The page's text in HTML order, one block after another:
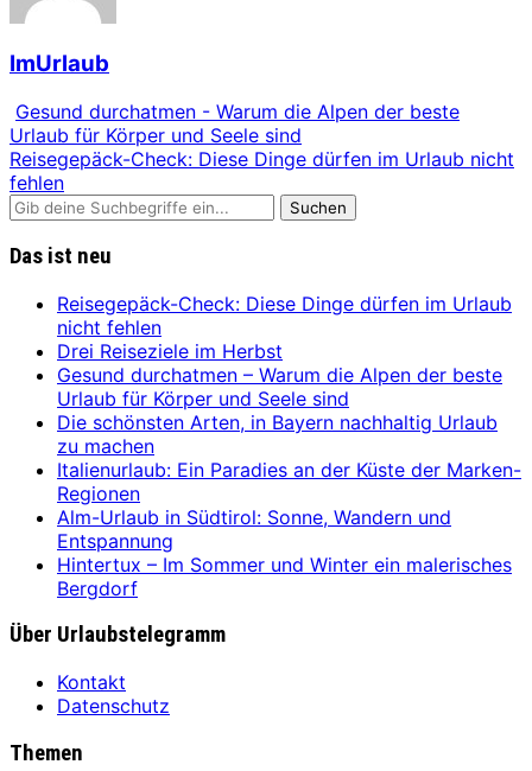
ImUrlaub
Gesund durchatmen - Warum die Alpen der beste
Urlaub für Körper und Seele sind
Reisegepäck-Check: Diese Dinge dürfen im Urlaub nicht
fehlen
Das ist neu
Reisegepäck-Check: Diese Dinge dürfen im Urlaub
nicht fehlen
Drei Reiseziele im Herbst
Gesund durchatmen – Warum die Alpen der beste
Urlaub für Körper und Seele sind
Die schönsten Arten, in Bayern nachhaltig Urlaub
zu machen
Italienurlaub: Ein Paradies an der Küste der Marken-
Regionen
Alm-Urlaub in Südtirol: Sonne, Wandern und
Entspannung
Hintertux – Im Sommer und Winter ein malerisches
Bergdorf
Über Urlaubstelegramm
Kontakt
Datenschutz
Themen